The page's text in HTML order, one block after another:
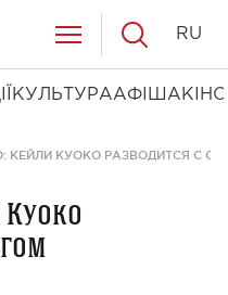
КУЛЬТУРААФІША КІНО
RU
КЕЙЛИ КУОКО РАЗВОДИТСЯ С